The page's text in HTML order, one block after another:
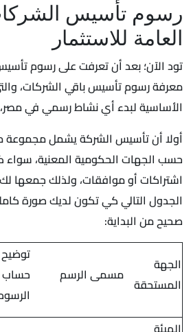
رسوم تأسيس
العامة للاستثمار
تود الآن؛ بعد أن تعرفت على رسوم
معرفة رسوم تأسيس باقي الشركات،
الأساسية لبدء أي نشاط رسمي في
أولا أن تأسيس الشركة يشمل مجموعة
حسب الجهات الحكومية المعنية، سواء
اشتراكات أو موافقات، ولذلك جمعها
الجدول التالي كي تكون لديك صورة
صحيح من البداية:
الجهة
المستحقة مسمى الرسم
توضيح
حساب